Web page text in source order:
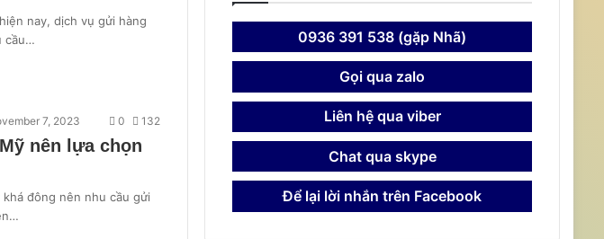
nay, dịch vụ gửi hàng
cầu…
7, 2023 0 132
nên lựa chọn
đông nên nhu cầu gửi
0936 391 538 (gặp Nhã)
Gọi qua zalo
Liên hệ qua viber
Chat qua skype
Để lại lời nhắn trên Facebook